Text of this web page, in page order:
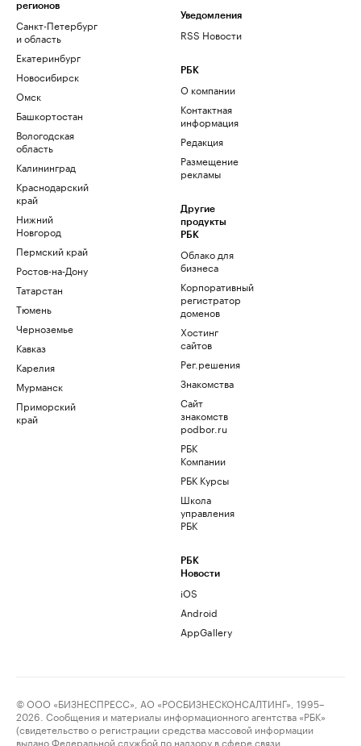
регионов
Санкт-Петербург
и область
Екатеринбург
Новосибирск
Омск
Башкортостан
Вологодская
область
Калининград
Краснодарский
край
Нижний
Новгород
Пермский край
Ростов-на-Дону
Татарстан
Тюмень
Черноземье
Кавказ
Карелия
Мурманск
Приморский
край
Уведомления
RSS Новости
РБК
О компании
Контактная
информация
Редакция
Размещение
рекламы
Другие
продукты
РБК
Облако для
бизнеса
Корпоративный
регистратор
доменов
Хостинг
сайтов
Рег.решения
Знакомства
Сайт
знакомств
podbor.ru
РБК
Компании
РБК Курсы
Школа
управления
РБК
РБК
Новости
iOS
Android
AppGallery
© ООО «БИЗНЕСПРЕСС», АО «РОСБИЗНЕСКОНСАЛТИНГ», 1995–
2026. Сообщения и материалы информационного агентства «РБК»
(свидетельство о регистрации средства массовой информации
выдано Федеральной службой по надзору в сфере связи,